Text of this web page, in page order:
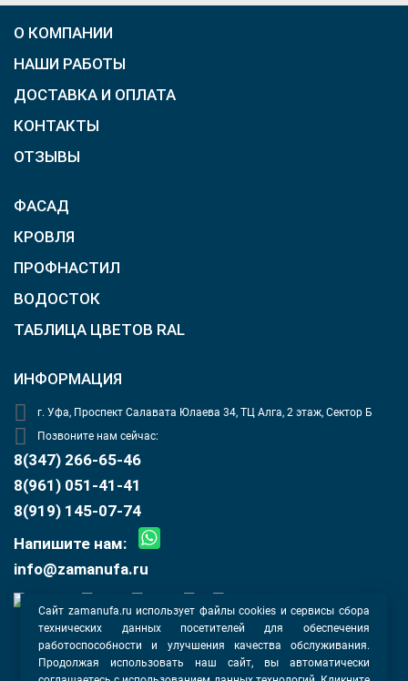
Сайт zamanufa.ru использует файлы cookies и сервисы сбора
технических данных посетителей для обеспечения
работоспособности и улучшения качества обслуживания.
Продолжая использовать наш сайт, вы автоматически
О КОМПАНИИ
НАШИ РАБОТЫ
ДОСТАВКА И ОПЛАТА
КОНТАКТЫ
ОТЗЫВЫ
ФАСАД
КРОВЛЯ
ПРОФНАСТИЛ
ВОДОСТОК
ТАБЛИЦА ЦВЕТОВ RAL
ИНФОРМАЦИЯ
г. Уфа, Проспект Салавата Юлаева 34, ТЦ Алга, 2 этаж, Сектор Б
Позвоните нам сейчас:
8(347) 266-65-46
8(961) 051-41-41
8(919) 145-07-74
Напишите нам:
info@zamanufa.ru
Политика конфиденциальности
Согласие на обработку данных